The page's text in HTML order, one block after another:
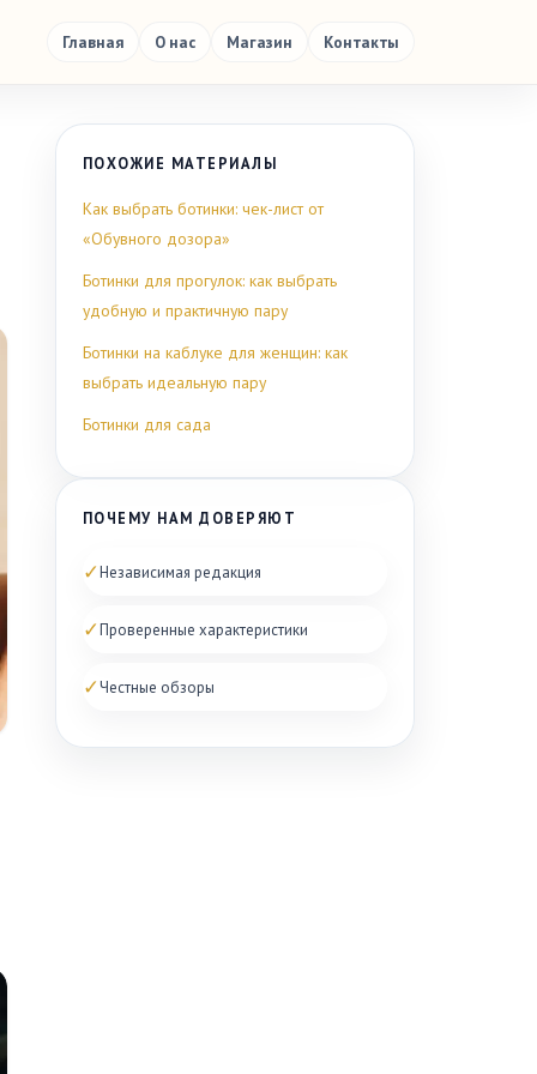
Главная О нас Магазин Контакты
ПОХОЖИЕ МАТЕРИАЛЫ
Как выбрать ботинки: чек-лист от
«Обувного дозора»
Ботинки для прогулок: как выбрать
удобную и практичную пару
Ботинки на каблуке для женщин: как
выбрать идеальную пару
Ботинки для сада
ПОЧЕМУ НАМ ДОВЕРЯЮТ
✓Независимая редакция
✓Проверенные характеристики
✓Честные обзоры